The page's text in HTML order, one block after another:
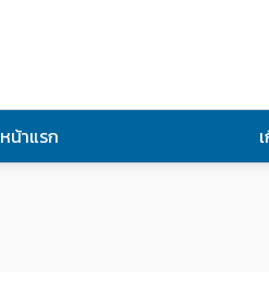
หน้าแรก